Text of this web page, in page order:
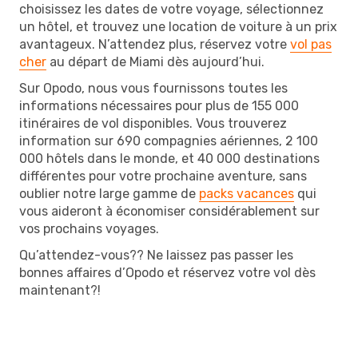
choisissez les dates de votre voyage, sélectionnez
un hôtel, et trouvez une location de voiture à un prix
avantageux. N’attendez plus, réservez votre vol pas
cher au départ de Miami dès aujourd’hui.
Sur Opodo, nous vous fournissons toutes les
informations nécessaires pour plus de 155 000
itinéraires de vol disponibles. Vous trouverez
information sur 690 compagnies aériennes, 2 100
000 hôtels dans le monde, et 40 000 destinations
différentes pour votre prochaine aventure, sans
oublier notre large gamme de packs vacances qui
vous aideront à économiser considérablement sur
vos prochains voyages.
Qu’attendez-vous?? Ne laissez pas passer les
bonnes affaires d’Opodo et réservez votre vol dès
maintenant?!